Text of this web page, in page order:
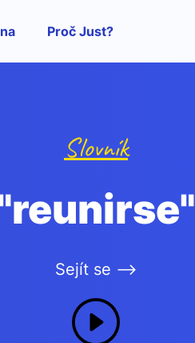
Proč Just?
Slovník
Sejít se -->